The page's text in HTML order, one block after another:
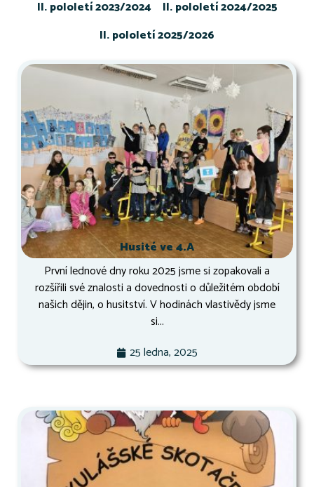
II. pololetí 2023/2024
II. pololetí 2024/2025
II. pololetí 2025/2026
Husité ve 4.A
První lednové dny roku 2025 jsme si zopakovali a
rozšířili své znalosti a dovednosti o důležitém období
našich dějin, o husitství. V hodinách vlastivědy jsme
si...
25 ledna, 2025